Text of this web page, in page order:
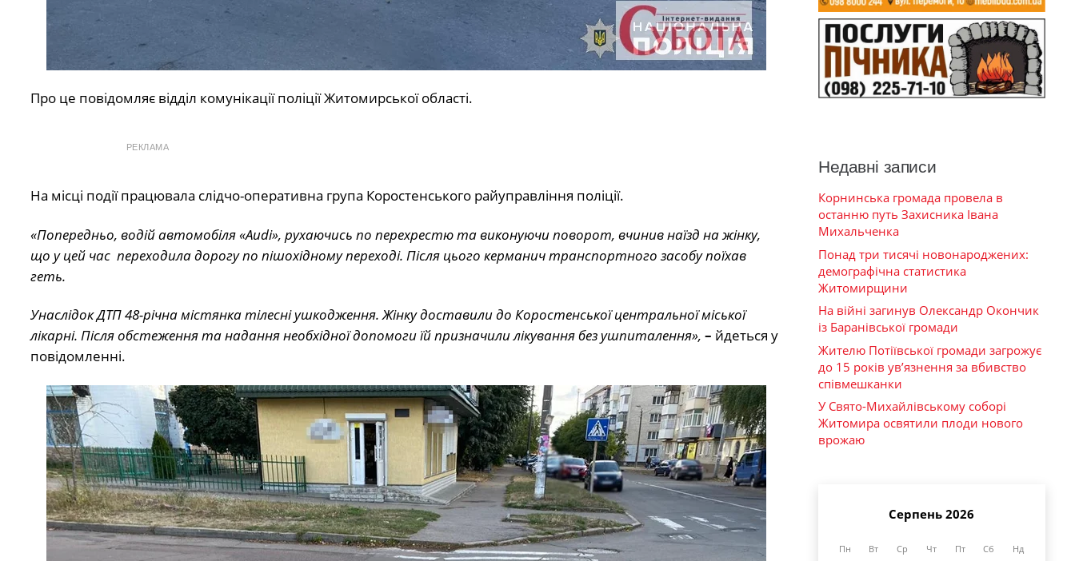
Про це повідомляє відділ комунікації поліції Житомирської області.
РЕКЛАМА
На місці події працювала слідчо-оперативна група Коростенського райуправління поліції.
«Попередньо, водій автомобіля «Audi», рухаючись по перехрестю та виконуючи поворот, вчинив наїзд на жінку,
що у цей час переходила дорогу по пішохідному переході. Після цього керманич транспортного засобу поїхав
геть.
Унаслідок ДТП 48-річна містянка тілесні ушкодження. Жінку доставили до Коростенської центральної міської
лікарні. Після обстеження та надання необхідної допомоги їй призначили лікування без ушпиталення», – йдеться у
повідомленні.
Недавні записи
Корнинська громада провела в
останню путь Захисника Івана
Михальченка
Понад три тисячі новонароджених:
демографічна статистика
Житомирщини
На війні загинув Олександр Окончик
із Баранівської громади
Жителю Потіївської громади загрожує
до 15 років ув’язнення за вбивство
співмешканки
У Свято-Михайлівському соборі
Житомира освятили плоди нового
врожаю
Серпень 2026
Пн Вт Ср Чт Пт Сб Нд